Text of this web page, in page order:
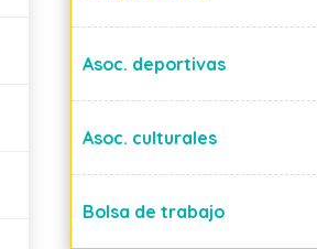
Asoc. deportivas
Asoc. culturales
Bolsa de trabajo